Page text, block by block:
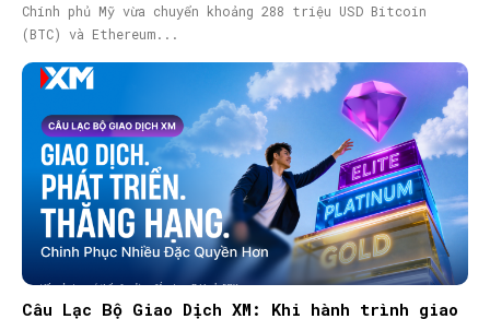
Chính phủ Mỹ vừa chuyển khoảng 288 triệu USD Bitcoin
(BTC) và Ethereum...
Câu Lạc Bộ Giao Dịch XM: Khi hành trình giao